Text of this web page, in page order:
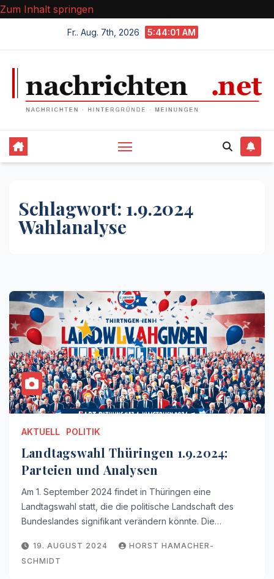
Zum Inhalt springen
Fr.. Aug. 7th, 2026 5:44:01 AM
Schlagwort: 1.9.2024
Wahlanalyse
AKTUELL POLITIK
Landtagswahl Thüringen 1.9.2024:
Parteien und Analysen
Am 1. September 2024 findet in Thüringen eine
Landtagswahl statt, die die politische Landschaft des
Bundeslandes signifikant verändern könnte. Die…
19. AUGUST 2024
HORST HAMACHER-
SCHMIDT